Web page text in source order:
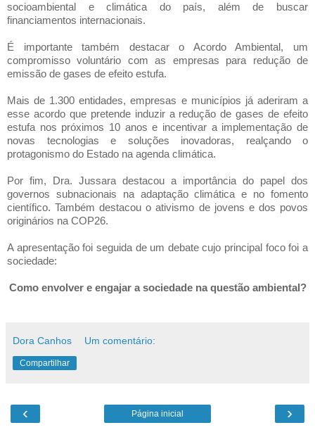
socioambiental e climática do país, além de buscar
financiamentos internacionais.
É importante também destacar o Acordo Ambiental, um
compromisso voluntário com as empresas para redução de
emissão de gases de efeito estufa.
Mais de 1.300 entidades, empresas e municípios já aderiram a
esse acordo que pretende induzir a redução de gases de efeito
estufa nos próximos 10 anos e incentivar a implementação de
novas tecnologias e soluções inovadoras, realçando o
protagonismo do Estado na agenda climática.
Por fim, Dra. Jussara destacou a importância do papel dos
governos subnacionais na adaptação climática e no fomento
científico. Também destacou o ativismo de jovens e dos povos
originários na COP26.
A apresentação foi seguida de um debate cujo principal foco foi a
sociedade:
Como envolver e engajar a sociedade na questão ambiental?
Dora Canhos Um comentário:
Compartilhar
‹ ›
Página inicial